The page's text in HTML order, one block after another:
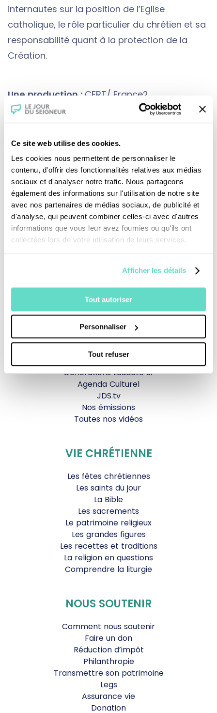
Ce site web utilise des cookies.
Les cookies nous permettent de personnaliser le
contenu, d'offrir des fonctionnalités relatives aux médias
sociaux et d'analyser notre trafic. Nous partageons
également des informations sur l'utilisation de notre site
avec nos partenaires de médias sociaux, de publicité et
d'analyse, qui peuvent combiner celles-ci avec d'autres
informations que vous leur avez fournies ou qu'ils ont
collectées lors de votre utilisation de leurs services.
Afficher les détails
Tout autoriser
Personnaliser
Tout refuser
internautes sur la position de l’Eglise
catholique, le rôle particulier du chrétien et sa
responsabilité quant à la protection de la
Création.
Une production : CFRT/ France2
Je fais un don
TOUS NOS PROGRAMMES
La messe
Magazine Le Jour du Seigneur
Documentaires
Parole Inattendue
Tous Frères
Générations Laudato Si’
Agenda Culturel
JDS.tv
Nos émissions
Toutes nos vidéos
VIE CHRÉTIENNE
Les fêtes chrétiennes
Les saints du jour
La Bible
Les sacrements
Le patrimoine religieux
Les grandes figures
Les recettes et traditions
La religion en questions
Comprendre la liturgie
NOUS SOUTENIR
Comment nous soutenir
Faire un don
Réduction d’impôt
Philanthropie
Transmettre son patrimoine
Legs
Assurance vie
Donation